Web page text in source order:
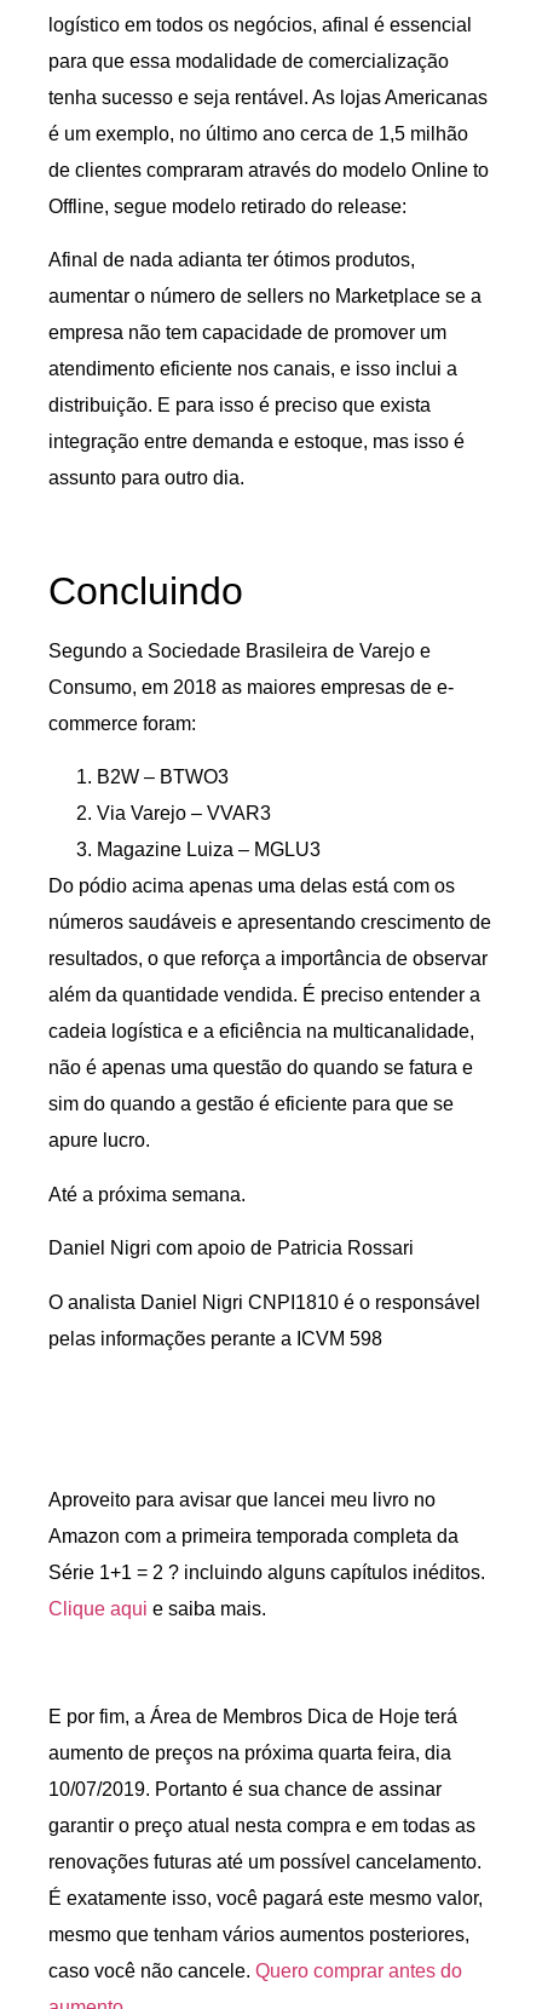
logístico em todos os negócios, afinal é essencial
para que essa modalidade de comercialização
tenha sucesso e seja rentável. As lojas Americanas
é um exemplo, no último ano cerca de 1,5 milhão
de clientes compraram através do modelo Online to
Offline, segue modelo retirado do release:
Afinal de nada adianta ter ótimos produtos,
aumentar o número de sellers no Marketplace se a
empresa não tem capacidade de promover um
atendimento eficiente nos canais, e isso inclui a
distribuição. E para isso é preciso que exista
integração entre demanda e estoque, mas isso é
assunto para outro dia.
Concluindo
Segundo a Sociedade Brasileira de Varejo e
Consumo, em 2018 as maiores empresas de e-
commerce foram:
B2W – BTWO3
Via Varejo – VVAR3
Magazine Luiza – MGLU3
Do pódio acima apenas uma delas está com os
números saudáveis e apresentando crescimento de
resultados, o que reforça a importância de observar
além da quantidade vendida. É preciso entender a
cadeia logística e a eficiência na multicanalidade,
não é apenas uma questão do quando se fatura e
sim do quando a gestão é eficiente para que se
apure lucro.
Até a próxima semana.
Daniel Nigri com apoio de Patricia Rossari
O analista Daniel Nigri CNPI1810 é o responsável
pelas informações perante a ICVM 598
Aproveito para avisar que lancei meu livro no
Amazon com a primeira temporada completa da
Série 1+1 = 2 ? incluindo alguns capítulos inéditos.
Clique aqui e saiba mais.
E por fim, a Área de Membros Dica de Hoje terá
aumento de preços na próxima quarta feira, dia
10/07/2019. Portanto é sua chance de assinar
garantir o preço atual nesta compra e em todas as
renovações futuras até um possível cancelamento.
É exatamente isso, você pagará este mesmo valor,
mesmo que tenham vários aumentos posteriores,
caso você não cancele. Quero comprar antes do